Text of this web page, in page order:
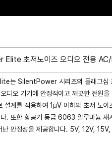
Elite 초저노이즈 오디오 전용
는 SilentPower 시리즈의 플래그십
오디오 기기에 안정적이고 깨끗한 전
설계를 적용하여 1μV 이하의 초저 노
. 또한 항공기 등급 6063 알루미늄
난 안정성을 제공합니다. 5V, 12V,